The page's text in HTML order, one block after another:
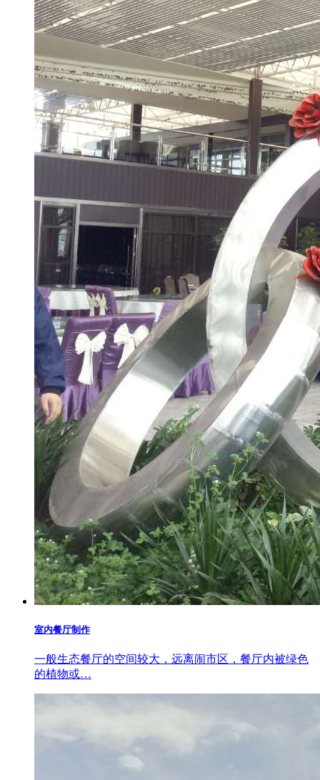
室内餐厅制作
一般生态餐厅的空间较大，远离闹市区，餐厅内被绿色
的植物或…